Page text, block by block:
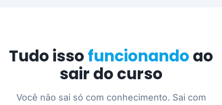
Tudo isso funcionando ao
sair do curso
Você não sai só com conhecimento. Sai com